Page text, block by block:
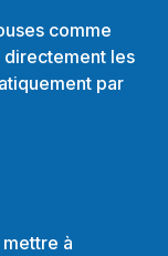
comme
les
par
à